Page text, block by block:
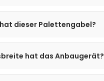
dieser Palettengabel?
hat das Anbaugerät?